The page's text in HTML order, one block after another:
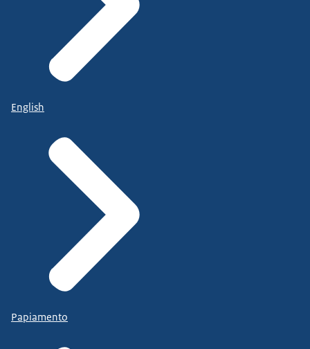
English
Papiamento